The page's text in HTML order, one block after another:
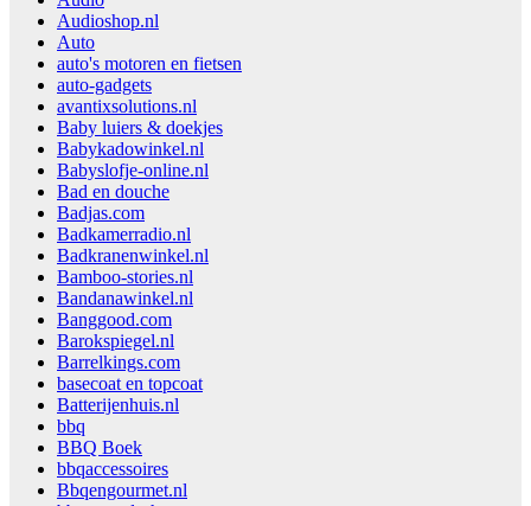
Audioshop.nl
Auto
auto's motoren en fietsen
auto-gadgets
avantixsolutions.nl
Baby luiers & doekjes
Babykadowinkel.nl
Babyslofje-online.nl
Bad en douche
Badjas.com
Badkamerradio.nl
Badkranenwinkel.nl
Bamboo-stories.nl
Bandanawinkel.nl
Banggood.com
Barokspiegel.nl
Barrelkings.com
basecoat en topcoat
Batterijenhuis.nl
bbq
BBQ Boek
bbqaccessoires
Bbqengourmet.nl